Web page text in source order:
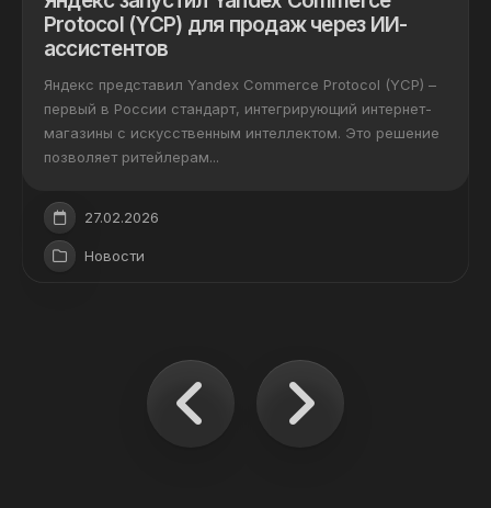
Protocol (YCP) для продаж через ИИ-
ассистентов
Яндекс представил Yandex Commerce Protocol (YCP) –
первый в России стандарт, интегрирующий интернет-
магазины с искусственным интеллектом. Это решение
позволяет ритейлерам...
27.02.2026
Новости